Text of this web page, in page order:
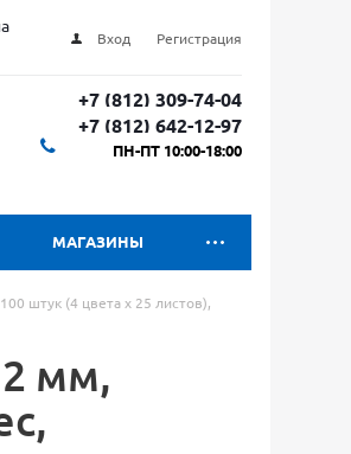
Вход Регистрация
+7 (812) 309-74-04
+7 (812) 642-12-97
ПН-ПТ 10:00-18:00
МАГАЗИНЫ
штук (4 цвета х 25 листов),
мм,